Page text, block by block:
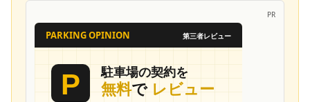
PR